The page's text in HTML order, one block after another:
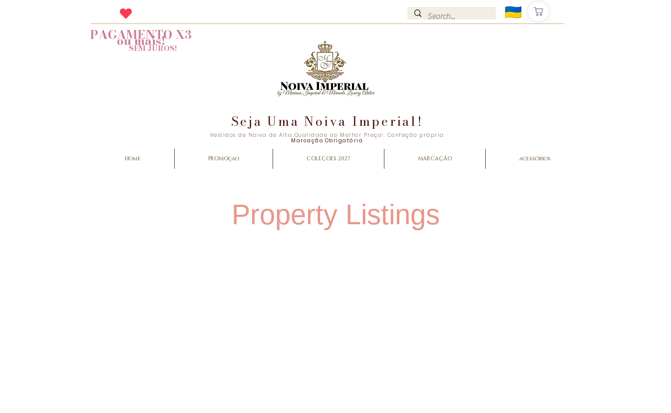
PAGAMENTO X3
ou mais!
SEM JUROS!
Seja Uma Noiva Imperial!
Vestidos de Noiva de Alta Qualidade ao Melhor Preço!. Confeção própria
Marcação Obrigatória
Home PROMOçao COLEÇOES 2027 MARCAÇÃO acessórios
Property Listings